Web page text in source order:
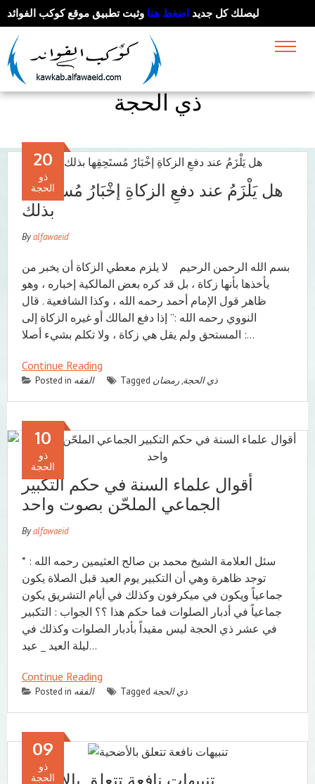
ليصلك كل جديد اضغط هنا وثبت تطبيق موقع كوكب الفوائد
ذي الحجة
هل يَلْزَمُ عند دفعِ الزكاةِ إخْبَارُ مُستَحِقِها
بذلك
20
ذو
الحجة
Byalfawaeid
بسم الله الرحمن الرحيم لا يلزم معطي الزكاة أن يخبر من
يأخذها بأنها زكاة ، بل قد كره بعض المالكية إخباره ، وهو
ظاهر قول الإمام أحمد رحمه الله ، وكذا الشافعية . قال
النووي رحمه الله :” إذا دفع المالك أو غيره الزكاة إلى
المستحق ولم يقل هي زكاة ، ولا تكلم بشيء أصلا :…
Continue Reading
Posted in الفقه Tagged ذي الحجة,رمضان
أقوال علماء السنة في حكم التكبير
الجماعي الملحّن بصوت واحد
10
ذو
الحجة
Byalfawaeid
* سئل العلامة الشيخ محمد بن صالح العثيمين رحمه الله :
توجد ظاهرة وهي أن التكبير يوم العيد قبل الصلاة يكون
جماعياً ويكون في ميكرفون وكذلك في أيام التشريق يكون
جماعياً في أدبار الصلوات فما حكم هذا ؟؟ الجواب : التكبير
في عشر ذي الحجة ليس مقيداً بأدبار الصلوات وكذلك في
ليلة العيد _ عيد…
Continue Reading
Posted in الفقه Tagged ذي الحجة
09
ذو
الحجة